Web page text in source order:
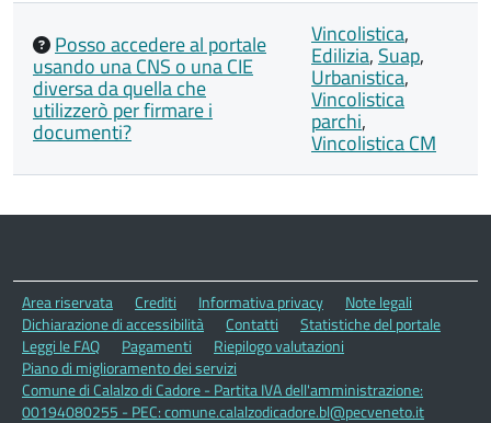
Posso accedere al portale
usando una CNS o una CIE
diversa da quella che
utilizzerò per firmare i
documenti?
Vincolistica,
Edilizia, Suap,
Urbanistica,
Vincolistica
parchi,
Vincolistica CM
Area riservata Crediti Informativa privacy
Note legali
Dichiarazione di accessibilità
Contatti
Statistiche del portale
Leggi le FAQ
Pagamenti
Riepilogo valutazioni
Piano di miglioramento dei servizi
Comune di Calalzo di Cadore - Partita IVA dell'amministrazione:
00194080255 - PEC: comune.calalzodicadore.bl@pecveneto.it